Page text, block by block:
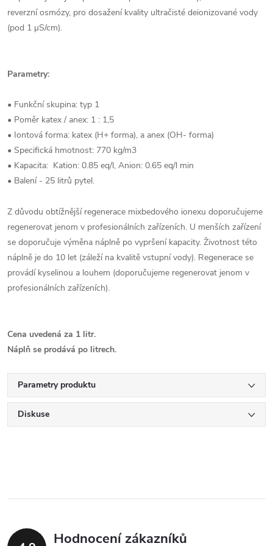
reverzní osmózy, pro dosažení kvality ultračisté deionizované vody
(pod 1 µS/cm).
Parametry:
• Funkční skupina: typ 1
• Poměr katex / anex: 1 : 1,5
• Iontová forma: katex (H+ forma), a anex (OH- forma)
• Specifická hmotnost: 770 kg/m3
• Kapacita: Kation: 0.85 eq/l, Anion: 0.65 eq/l min
• Balení - 25 litrů pytel.
Z důvodu obtížnější regenerace mixbedového ionexu doporučujeme
regenerovat jenom v profesionálních zařízeních. U menších zařízení
se doporučuje výměna náplně po vypršení kapacity. Životnost této
náplně je do 10 let (záleží na kvalitě vstupní vody). Regenerace se
provádí kyselinou a louhem (doporučujeme regenerovat jenom v
profesionálních zařízeních).
Cena uvedená za 1 litr.
Náplň se prodává po litrech.
Parametry produktu
Diskuse
Hodnocení zákazníků